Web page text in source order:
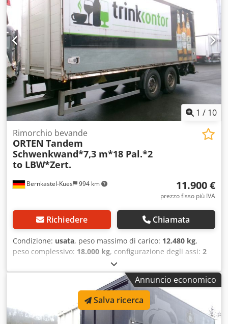
1 / 10
Bernkastel-Kues 994 km
Rimorchio bevande
ORTEN Tandem
Schwenkwand*7,3 m*18 Pal.*2
to LBW*Zert.
11.900 €
prezzo fisso più IVA
Richiedere Chiamata
Condizione: usata, peso massimo di carico: 12.480 kg,
peso complessivo: 18.000 kg, configurazione degli assi: 2
, prima immatricolazione:12/2015
carico:7.300 mm, larghezza vano di carico:2.490 mm,
2.200 mm, volume dello spazio di
, larghezza totale: 2.550 mm , altezza totale:
, Anno di produzione:2015, Equipaggiamento:
ABS, sponda idraulica
, * Sovrastruttura Orten Kettliner
Annuncio economico
Salva ricerca